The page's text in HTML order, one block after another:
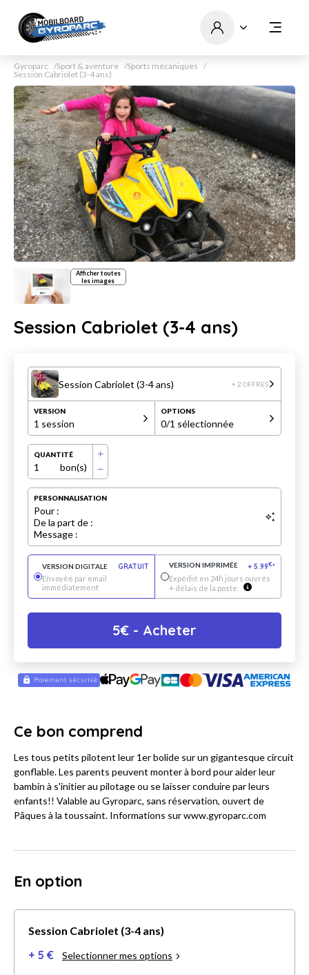
Gyroparc Sport & aventure
Sports mécaniques
Session Cabriolet (3-4 ans)
Afficher toutes
les images
Session Cabriolet (3-4 ans)
Session Cabriolet (3-4 ans) + 2 OFFRES
VERSION
1 session
OPTIONS
0/1 sélectionnée
QUANTITÉ
1 bon(s)
PERSONNALISATION
Pour :
De la part de :
Message :
VERSION DIGITALE
GRATUIT
Envoyée par email
immédiatement
VERSION IMPRIMÉE + 5.99€*
Expédié en 24h jours ouvrés
+ délais de la poste.
5€ - Acheter
Ce bon comprend
Les tous petits pilotent leur 1er bolide sur un gigantesque circuit
gonflable. Les parents peuvent monter à bord pour aider leur
bambin à s'initier au pilotage ou se laisser conduire par leurs
enfants!! Valable au Gyroparc, sans réservation, ouvert de
Pâques à la toussaint. Informations sur www.gyroparc.com
En option
Session Cabriolet (3-4 ans)
+ 5 € Selectionner mes options